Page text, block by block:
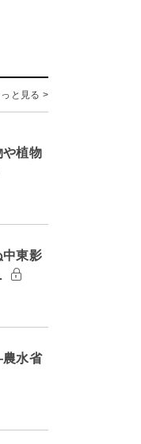
っと見る >
や植物
中東影
水省